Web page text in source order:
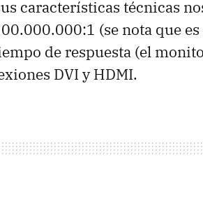
características técnicas
(se nota que
de respuesta (el
DVI y HDMI.